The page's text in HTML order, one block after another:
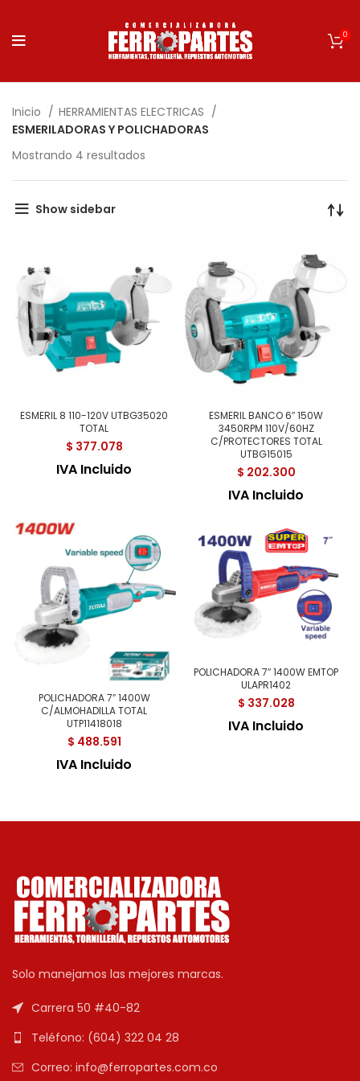
0
Inicio
HERRAMIENTAS ELECTRICAS
ESMERILADORAS Y POLICHADORAS
Mostrando 4 resultados
Show sidebar
ESMERIL 8 110-120V UTBG35020
TOTAL
$ 377.078
IVA Incluido
ESMERIL BANCO 6″ 150W
3450RPM 110V/60HZ
C/PROTECTORES TOTAL
UTBG15015
$ 202.300
IVA Incluido
POLICHADORA 7″ 1400W
C/ALMOHADILLA TOTAL
UTP11418018
$ 488.591
IVA Incluido
POLICHADORA 7″ 1400W EMTOP
ULAPR1402
$ 337.028
IVA Incluido
Solo manejamos las mejores marcas.
Carrera 50 #40-82
Teléfono: (604) 322 04 28
Correo: info@ferropartes.com.co